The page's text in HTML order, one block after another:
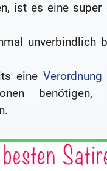
ist es eine
unverbindlich
eine Verordnung